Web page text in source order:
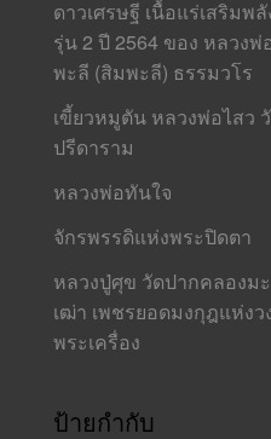
ดาวเศรษฐี เนื้อแร่เสริมพ
รุ่น 2 ปี 2564 ของ หลวงพ่
พะลี (สิมพะลี) ธรรมวโร
เขี้ยวหมูตัน หลวงพ่อไสว
ปรีดาราม
หลวงพ่อทันใจ
จักรพรรดิแห่งพระปิดตา
หลวงปู่ศุข วัดปากคลองม
เฒ่า เพชรยอดมงกุฎแห่งว
พระเครื่อง
ป้ายกำกับ